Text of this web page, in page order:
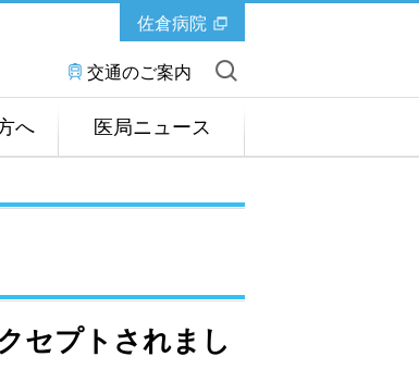
佐倉病院
交通のご案内
へ 医局ニュース
セプトされまし